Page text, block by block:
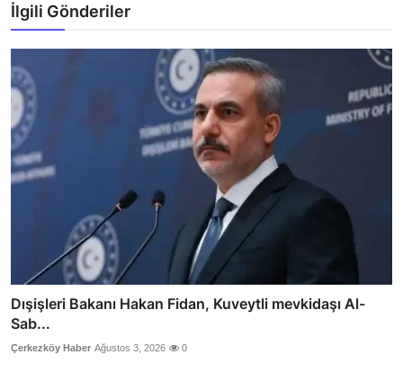
İlgili Gönderiler
Dışişleri Bakanı Hakan Fidan, Kuveytli mevkidaşı Al-
Sab...
Çerkezköy Haber Ağustos 3, 2026 0